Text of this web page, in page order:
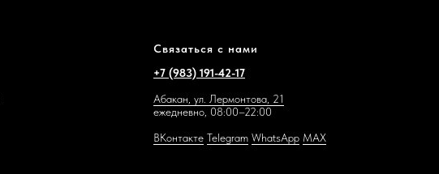
Связаться с нами
+7 (983) 191-42-17
Абакан, ул. Лермонтова, 21
ежедневно, 08:00–22:00
ВКонтакте Telegram WhatsApp MAX